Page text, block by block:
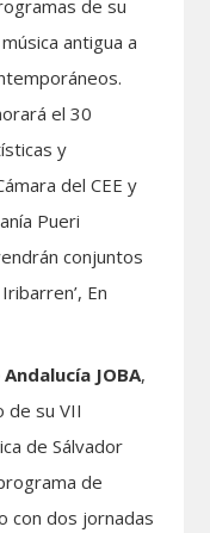
de su
antigua a
el 30
y
del CEE y
Pueri
conjuntos
En
JOBA,
de su VII
de Sálvador
de
con dos jornadas